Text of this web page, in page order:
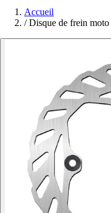
Accueil
/ Disque de frein